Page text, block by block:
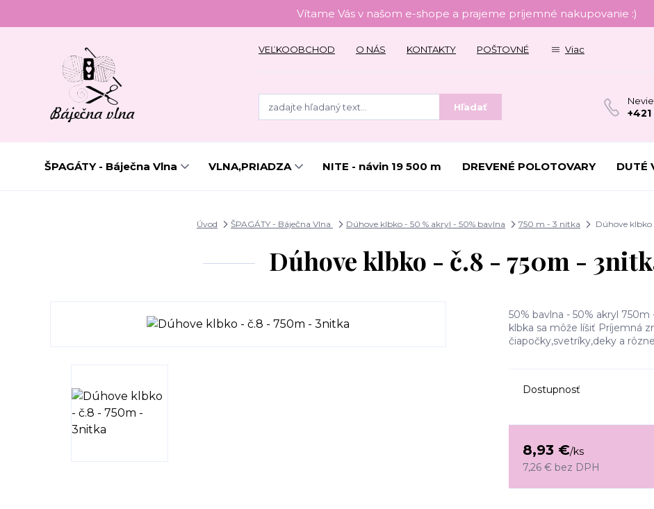
Vítame Vás v našom e-shope a prajeme príjemné nakupovanie :)
VEĽKOOBCHOD O NÁS KONTAKTY POŠTOVNÉ Viac
Hľadať
ŠPAGÁTY - Báječna Vlna VLNA,PRIADZA NITE - návin 19 500 m DREVENÉ POLOTOVARY DUTÉ
Úvod ŠPAGÁTY - Báječna Vlna Dúhove klbko - 50 % akryl - 50% bavlna 750 m - 3 nitka Dúhove
Dúhove klbko - č.8 - 750m -
50% bavlna - 50% akryl
klbka sa môže líšiť Príjemná
čiapočky,svetríky,deky a
Dostupnosť
8,93 €/ks
7,26 € bez DPH